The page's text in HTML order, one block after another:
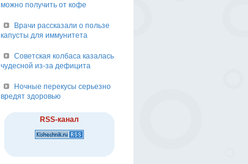
можно получить от кофе
Врачи рассказали о пользе
капусты для иммунитета
Советская колбаса казалась
чудесной из-за дефицита
Ночные перекусы серьезно
вредят здоровью
RSS-канал